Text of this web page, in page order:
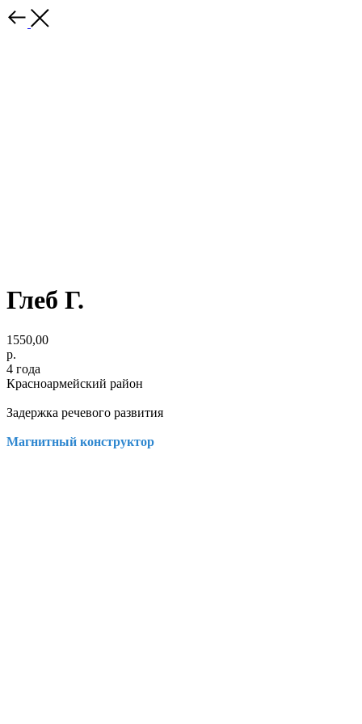
Глеб Г.
1550,00
р.
4 года
Красноармейский район
Задержка речевого развития
Магнитный конструктор